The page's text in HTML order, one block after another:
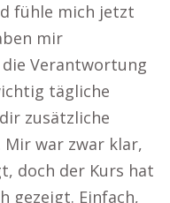
fühle mich jetzt
mir
Verantwortung
tägliche
zusätzliche
Mir war zwar klar,
doch der Kurs hat
gezeigt. Einfach,